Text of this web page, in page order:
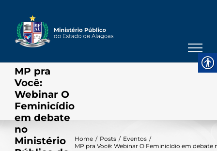
content
MP pra
Você:
Webinar O
Feminicídio
em debate
no
Ministério
Home / Posts / Eventos /
MP pra Você: Webinar O Feminicídio em debate